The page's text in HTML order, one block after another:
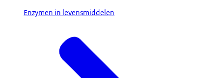
Enzymen in levensmiddelen